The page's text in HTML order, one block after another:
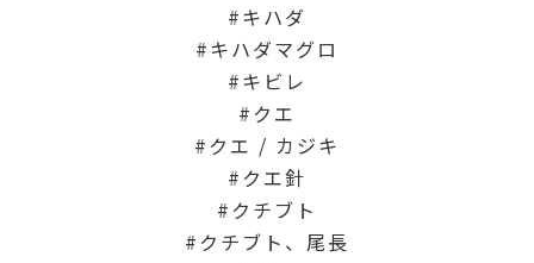
キハダ
キハダマグロ
キビレ
クエ
クエ / カジキ
クエ針
クチブト
クチブト、尾長